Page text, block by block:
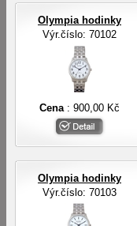
Olympia hodinky
Výr.číslo: 70102
Cena : 900,00 Kč
Olympia hodinky
Výr.číslo: 70103